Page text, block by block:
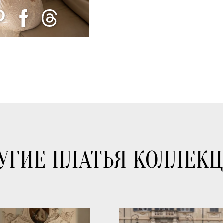
ПЛАТЬЯ